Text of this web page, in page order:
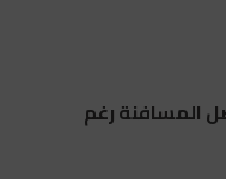
المسافنة رغم